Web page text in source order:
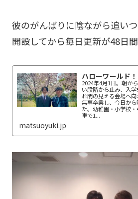
彼のがんばりに陰ながら追い
開設してから毎日更新が48日
ハローワールド！
2024年4月1日。朝か
い段階から止み、入
れ間の見える会場へ
無事卒業し、今日か
た。幼稚園・小学校
車で1...
matsuoyuki.jp